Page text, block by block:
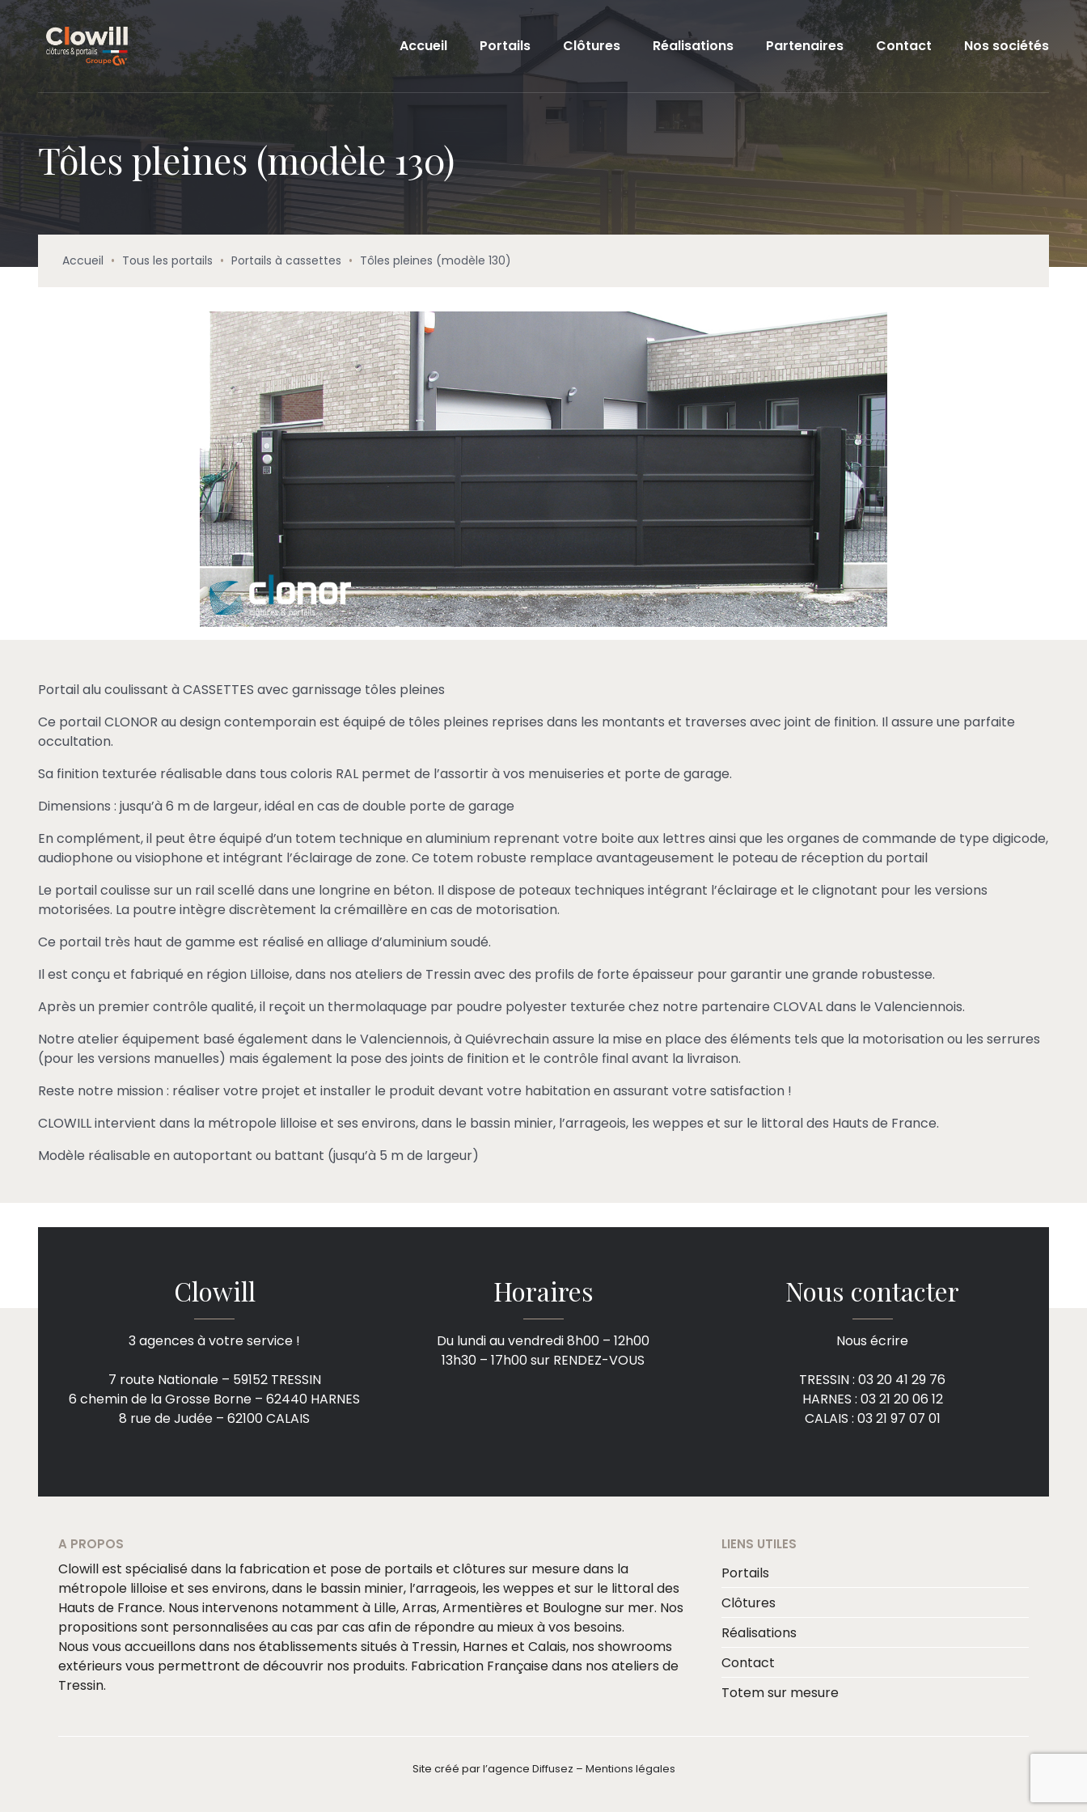
Accueil Portails Clôtures Réalisations Partenaires Contact Nos sociétés
Tôles pleines (modèle 130)
Accueil • Tous les portails • Portails à cassettes • Tôles pleines (modèle 130)
Portail alu coulissant à CASSETTES avec garnissage tôles pleines
Ce portail CLONOR au design contemporain est équipé de tôles pleines reprises dans les montants et traverses avec joint de finition. Il assure une parfaite
occultation.
Sa finition texturée réalisable dans tous coloris RAL permet de l’assortir à vos menuiseries et porte de garage.
Dimensions : jusqu’à 6 m de largeur, idéal en cas de double porte de garage
En complément, il peut être équipé d’un totem technique en aluminium reprenant votre boite aux lettres ainsi que les organes de commande de type digicode,
audiophone ou visiophone et intégrant l’éclairage de zone. Ce totem robuste remplace avantageusement le poteau de réception du portail
Le portail coulisse sur un rail scellé dans une longrine en béton. Il dispose de poteaux techniques intégrant l’éclairage et le clignotant pour les versions
motorisées. La poutre intègre discrètement la crémaillère en cas de motorisation.
Ce portail très haut de gamme est réalisé en alliage d’aluminium soudé.
Il est conçu et fabriqué en région Lilloise, dans nos ateliers de Tressin avec des profils de forte épaisseur pour garantir une grande robustesse.
Après un premier contrôle qualité, il reçoit un thermolaquage par poudre polyester texturée chez notre partenaire CLOVAL dans le Valenciennois.
Notre atelier équipement basé également dans le Valenciennois, à Quiévrechain assure la mise en place des éléments tels que la motorisation ou les serrures
(pour les versions manuelles) mais également la pose des joints de finition et le contrôle final avant la livraison.
Reste notre mission : réaliser votre projet et installer le produit devant votre habitation en assurant votre satisfaction !
CLOWILL intervient dans la métropole lilloise et ses environs, dans le bassin minier, l’arrageois, les weppes et sur le littoral des Hauts de France.
Modèle réalisable en autoportant ou battant (jusqu’à 5 m de largeur)
Clowill
3 agences à votre service !
7 route Nationale – 59152 TRESSIN
6 chemin de la Grosse Borne – 62440 HARNES
8 rue de Judée – 62100 CALAIS
Horaires
Du lundi au vendredi 8h00 – 12h00
13h30 – 17h00 sur RENDEZ-VOUS
Nous contacter
Nous écrire
TRESSIN : 03 20 41 29 76
HARNES : 03 21 20 06 12
CALAIS : 03 21 97 07 01
A PROPOS
Clowill est spécialisé dans la fabrication et pose de portails et clôtures sur mesure dans la
métropole lilloise et ses environs, dans le bassin minier, l’arrageois, les weppes et sur le littoral des
Hauts de France. Nous intervenons notamment à Lille, Arras, Armentières et Boulogne sur mer. Nos
propositions sont personnalisées au cas par cas afin de répondre au mieux à vos besoins.
Nous vous accueillons dans nos établissements situés à Tressin, Harnes et Calais, nos showrooms
extérieurs vous permettront de découvrir nos produits. Fabrication Française dans nos ateliers de
Tressin.
LIENS UTILES
Portails
Clôtures
Réalisations
Contact
Totem sur mesure
Site créé par l’agence Diffusez – Mentions légales